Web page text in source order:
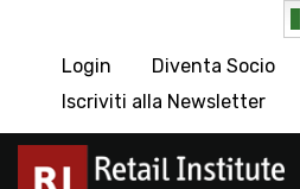
Login
Diventa Socio
Iscriviti alla Newsletter